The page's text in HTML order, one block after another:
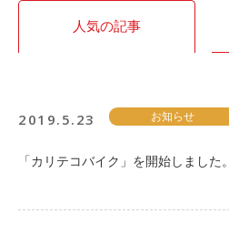
人気の記事
2019.5.23 お知らせ
「カリテコバイク」を開始しました。